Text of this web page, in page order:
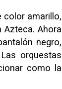
color amarillo,
Ahora
negro,
orquestas
como la